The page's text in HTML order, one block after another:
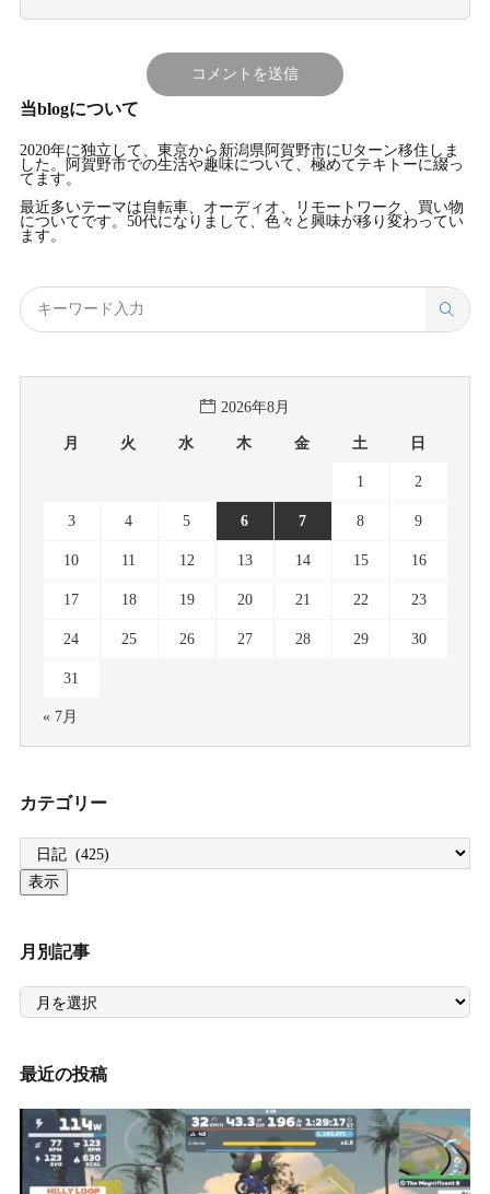
当blogについて
2020年に独立して、東京から新潟県阿賀野市にUターン移住しま
した。阿賀野市での生活や趣味について、極めてテキトーに綴っ
てます。
最近多いテーマは自転車、オーディオ、リモートワーク、買い物
についてです。50代になりまして、色々と興味が移り変わってい
ます。
2026年8月
月 火 水 木 金 土 日
1 2
3 4 5 6 7 8 9
10 11 12 13 14 15 16
17 18 19 20 21 22 23
24 25 26 27 28 29 30
31
« 7月
カテゴリー
月別記事
月
記
最近の投稿